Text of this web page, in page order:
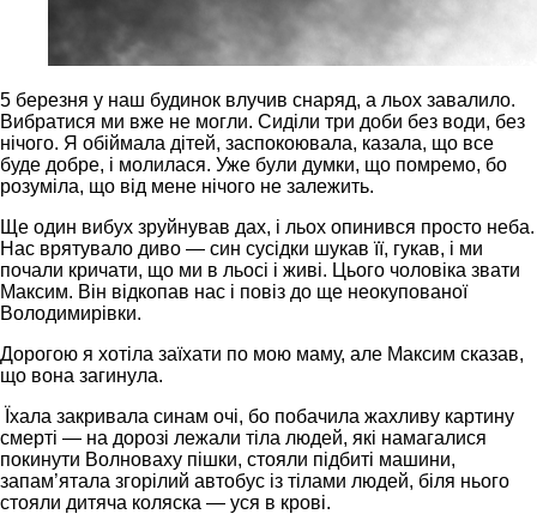
5 березня у наш будинок влучив снаряд, а льох завалило.
Вибратися ми вже не могли. Сиділи три доби без води, без
нічого. Я обіймала дітей, заспокоювала, казала, що все
буде добре, і молилася. Уже були думки, що помремо, бо
розуміла, що від мене нічого не залежить.
Ще один вибух зруйнував дах, і льох опинився просто неба.
Нас врятувало диво — син сусідки шукав її, гукав, і ми
почали кричати, що ми в льосі і живі. Цього чоловіка звати
Максим. Він відкопав нас і повіз до ще неокупованої
Володимирівки.
Дорогою я хотіла заїхати по мою маму, але Максим сказав,
що вона загинула.
Їхала закривала синам очі, бо побачила жахливу картину
смерті — на дорозі лежали тіла людей, які намагалися
покинути Волноваху пішки, стояли підбиті машини,
запам’ятала згорілий автобус із тілами людей, біля нього
стояли дитяча коляска — уся в крові.